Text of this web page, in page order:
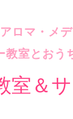
ロマ・メ
教室とおう
室＆